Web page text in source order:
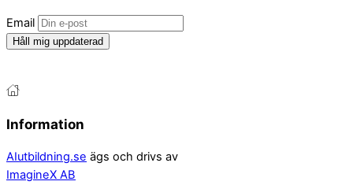
Email
Håll mig uppdaterad
Information
AIutbildning.se ägs och drivs av
ImagineX AB